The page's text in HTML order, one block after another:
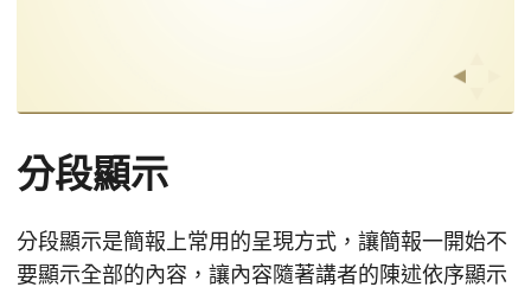
分段顯示
分段顯示是簡報上常用的呈現方式，讓簡報一開始不
要顯示全部的內容，讓內容隨著講者的陳述依序顯示